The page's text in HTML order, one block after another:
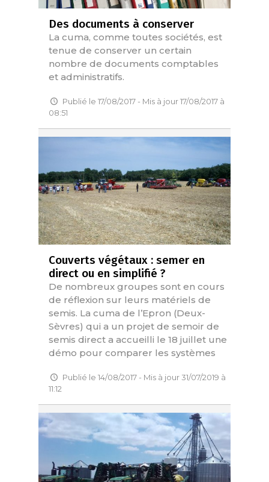
Des documents à conserver
La cuma, comme toutes sociétés, est
tenue de conserver un certain
nombre de documents comptables
et administratifs.
Publié le 17/08/2017 - Mis à jour 17/08/2017 à
08:51
Couverts végétaux : semer en
direct ou en simplifié ?
De nombreux groupes sont en cours
de réflexion sur leurs matériels de
semis. La cuma de l’Epron (Deux-
Sèvres) qui a un projet de semoir de
semis direct a accueilli le 18 juillet une
démo pour comparer les systèmes
Publié le 14/08/2017 - Mis à jour 31/07/2019 à
11:12